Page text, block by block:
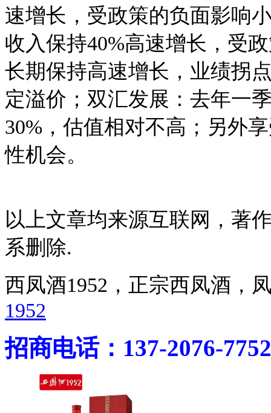
速增长，受政策的负面影响
收入保持40%高速增长，受
长期保持高速增长，业绩拐
定溢价；双汇发展：去年一
30%，估值相对不高；另外
性机会。
以上文章均来源互联网，著
系删除.
西凤酒1952，正宗西凤酒
1952
招商电话：137-2076-7752